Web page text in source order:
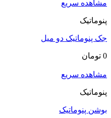
مشاهده سریع
پنوماتیک
جک پنوماتیک دو میل
0 تومان
مشاهده سریع
پنوماتیک
بوشن پنوماتیک